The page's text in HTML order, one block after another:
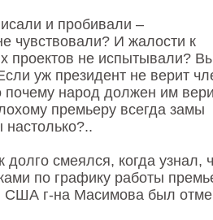
и пробивали –
чувствовали? И жалости к
проектов не испытывали?
уж президент не верит
почему народ должен им
премьеру всегда замы
долго смеялся, когда узнал,
по графику работы
США г-на Масимова был